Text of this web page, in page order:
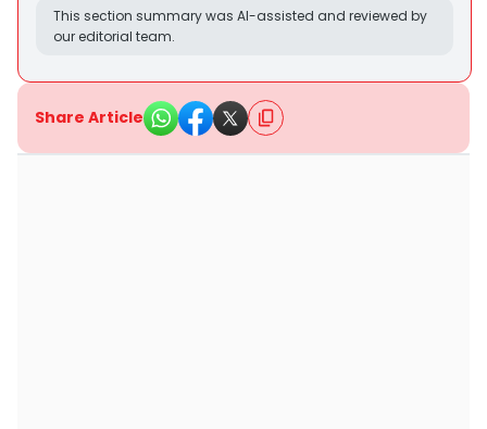
This section summary was AI-assisted and reviewed by
our editorial team.
Share Article